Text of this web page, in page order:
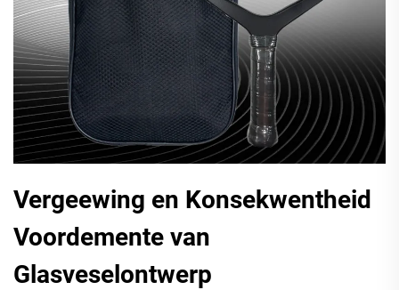
Vergeewing en Konsekwentheid
Voordemente van
Glasveselontwerp